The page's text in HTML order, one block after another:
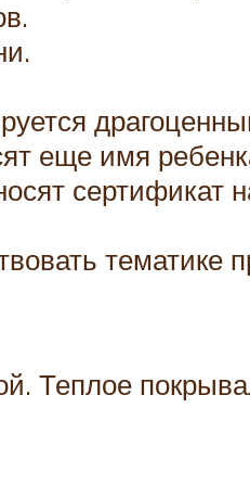
еще имя
сертификат
тематике
Теплое